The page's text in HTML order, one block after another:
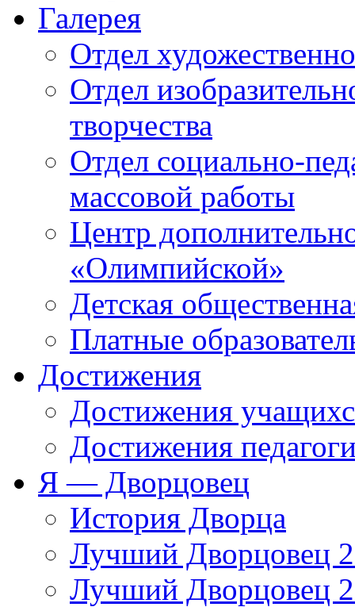
Галерея
Отдел
Отдел
творчества
Отдел социально-
массовой работы
Центр
«Олимпийской»
Детская
Платные
Достижения
Достижения
Достижения
Я — Дворцовец
История Дворца
Лучший Дворцовец
Лучший Дворцовец